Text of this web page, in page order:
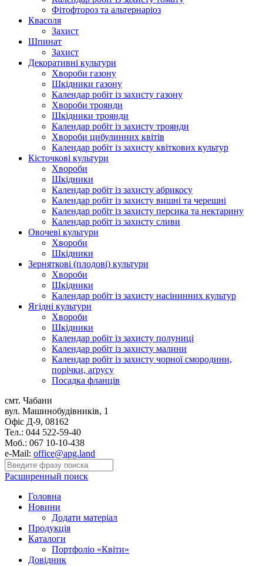
Фітофтороз та альтернаріоз
Квасоля
Захист
Шпинат
Захист
Декоративні культури
Хвороби газону
Шкідники газону
Календар робіт із захисту газону
Хвороби троянди
Шкідники троянди
Календар робіт із захисту троянди
Хвороби цибулинних квітів
Календар робіт із захисту квіткових культур
Кісточкові культури
Хвороби
Шкідники
Календар робіт із захисту абрикосу
Календар робіт із захисту вишні та черешні
Календар робіт із захисту персика та нектарину
Календар робіт із захисту сливи
Овочеві культури
Хвороби
Шкідники
Зерняткові (плодові) культури
Хвороби
Шкідники
Календар робіт із захисту насінинних культур
Ягідні культури
Хвороби
Шкідники
Календар робіт із захисту полуниці
Календар робіт із захисту малини
Календар робіт із захисту чорної смородини,
порічки, аґрусу
Посадка фланців
смт. Чабани
вул. Машинобудівників, 1
Офіс Д-9, 08162
Тел.: 044 522-59-40
Моб.: 067 10-10-438
e-Mail: office@apg.land
Расширенный поиск
Головна
Новини
Додати матеріал
Продукція
Каталоги
Портфоліо «Квіти»
Довідник